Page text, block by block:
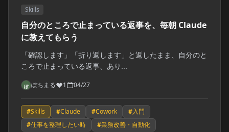
Skills
自分のところで止まっている返事を、毎朝 Claude
に教えてもらう
「確認します」「折り返します」と返したまま、自分のと
ころで止まっている返事、あり...
ぽちまる 1 04/27
#Skills #Claude #Cowork #入門
#仕事を整理したい時 #業務改善・自動化